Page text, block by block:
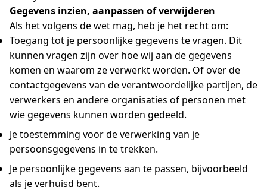
Gegevens inzien, aanpassen of verwijderen
Als het volgens de wet mag, heb je het recht om:
Toegang tot je persoonlijke gegevens te vragen. Dit
kunnen vragen zijn over hoe wij aan de gegevens
komen en waarom ze verwerkt worden. Of over de
contactgegevens van de verantwoordelijke partijen, de
verwerkers en andere organisaties of personen met
wie gegevens kunnen worden gedeeld.
Je toestemming voor de verwerking van je
persoonsgegevens in te trekken.
Je persoonlijke gegevens aan te passen, bijvoorbeeld
als je verhuisd bent.